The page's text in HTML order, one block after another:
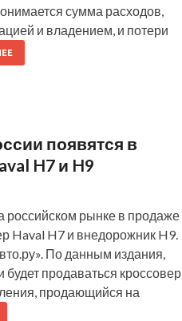
сумма расходов,
и владением, и потери
появятся в
H7 и H9
российском рынке в продаже
Haval H7 и внедорожник H9.
По данным издания,
продаваться кроссовер
продающийся на